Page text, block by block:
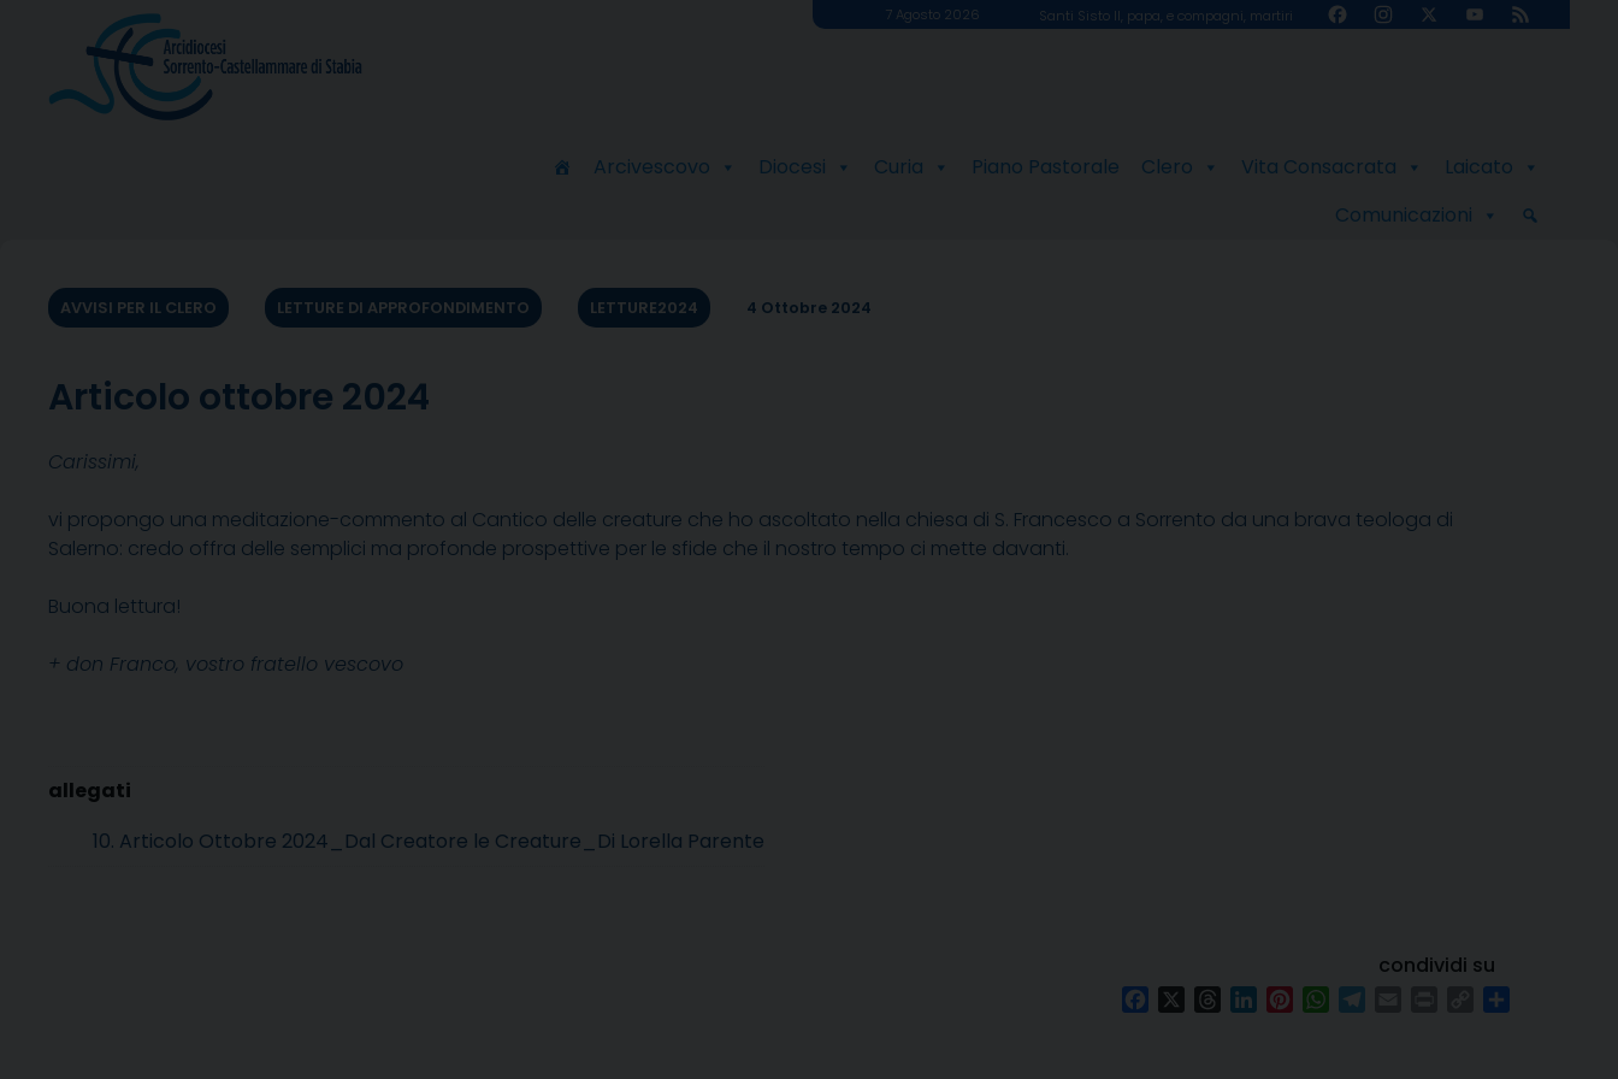
7 Agosto 2026 Santi Sisto II, papa, e compagni, martiri FacebookInstagram
X
YouTube
Feed
Arcivescovo Diocesi Curia Piano Pastorale Clero Vita Consacrata
Laicato
Comunicazioni
AVVISI PER IL CLERO LETTURE DI APPROFONDIMENTO LETTURE2024 4 Ottobre 2024
Articolo ottobre 2024
Carissimi,
vi propongo una meditazione-commento al Cantico delle creature che ho ascoltato nella chiesa di S. Francesco a Sorrento da una brava teologa di
Salerno: credo offra delle semplici ma profonde prospettive per le sfide che il nostro tempo ci mette davanti.
Buona lettura!
+ don Franco, vostro fratello vescovo
10. Articolo Ottobre 2024_Dal Creatore le Creature_Di Lorella Parente
condividi su
FacebookThreadsLinkedInPinterestWhatsApp
Copy